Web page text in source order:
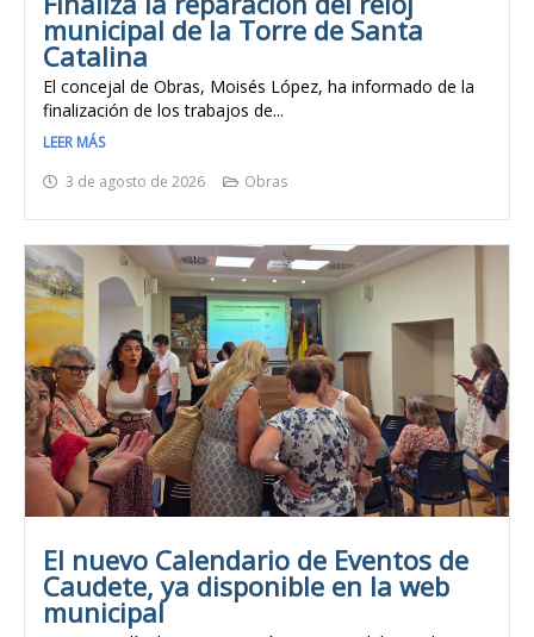
municipal de la Torre de Santa
Catalina
El concejal de Obras, Moisés López, ha informado de la
finalización de los trabajos de...
LEER MÁS
3 de agosto de 2026
Obras
El nuevo Calendario de Eventos de
Caudete, ya disponible en la web
municipal